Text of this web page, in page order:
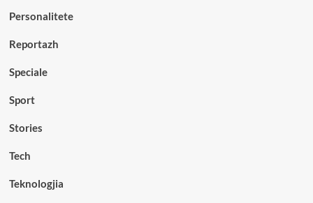
Personalitete
Reportazh
Speciale
Sport
Stories
Tech
Teknologjia